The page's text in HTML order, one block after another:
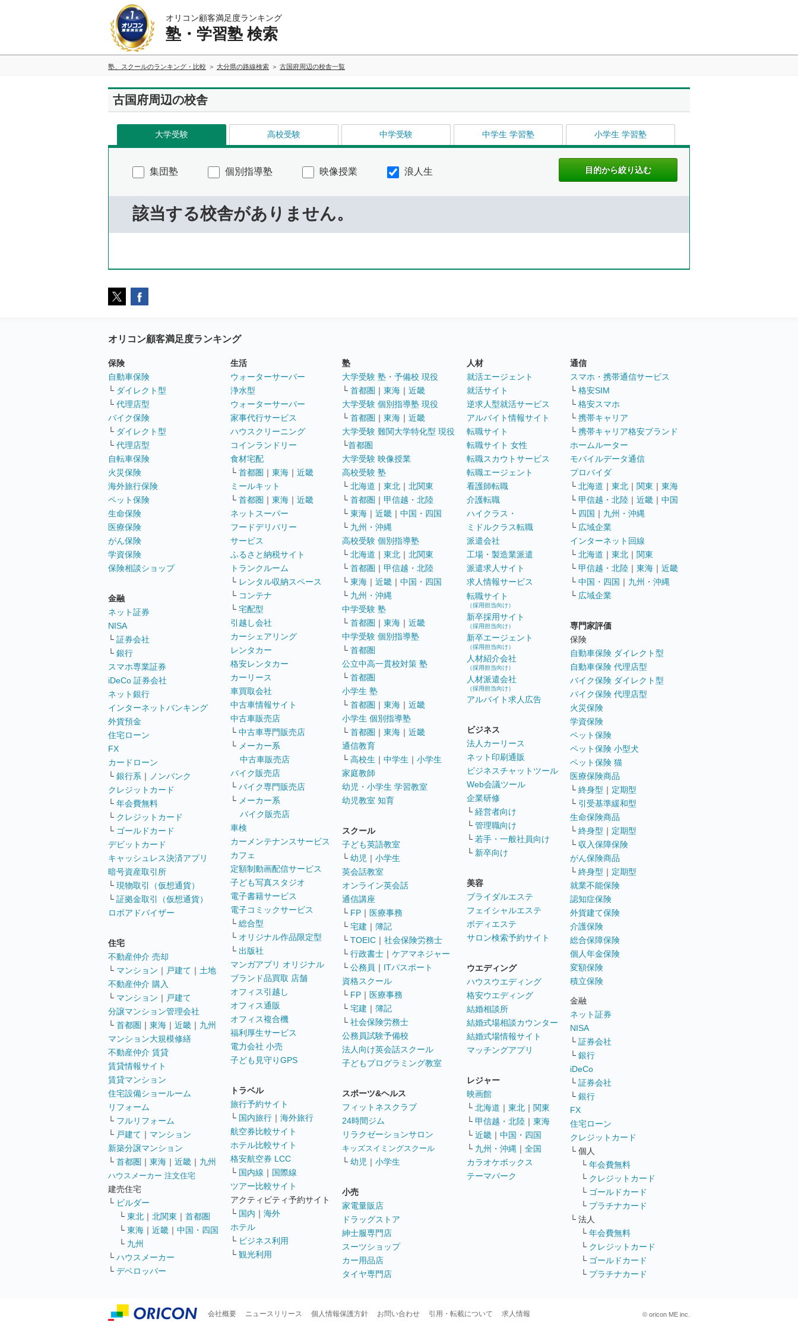
オリコン顧客満足度ランキング
塾・学習塾 検索
塾、スクールのランキング・比較 大分県の路線検索 古国府周辺の校舎一覧
古国府周辺の校舎
大学受験 高校受験 中学受験 中学生 学習塾 小学生 学習塾
集団塾 個別指導塾 映像授業 浪人生
該当する校舎がありません。
オリコン顧客満足度ランキング
保険
自動車保険
└ ダイレクト型
└ 代理店型
バイク保険
└ ダイレクト型
└ 代理店型
自転車保険
火災保険
海外旅行保険
ペット保険
生命保険
医療保険
がん保険
学資保険
保険相談ショップ
金融
ネット証券
NISA
└ 証券会社
└ 銀行
スマホ専業証券
iDeCo 証券会社
ネット銀行
インターネットバンキング
外貨預金
住宅ローン
FX
カードローン
└ 銀行系 ｜
ノンバンク
クレジットカード
└ 年会費無料
└ クレジットカード
└ ゴールドカード
デビットカード
キャッシュレス決済アプリ
暗号資産取引所
└ 現物取引（仮想通貨）
└ 証拠金取引（仮想通貨）
ロボアドバイザー
住宅
不動産仲介 売却
└ マンション ｜ 戸建て ｜ 土地
不動産仲介 購入
└ マンション ｜ 戸建て
分譲マンション管理会社
└ 首都圏 ｜ 東海 ｜ 近畿 ｜ 九州
マンション大規模修繕
不動産仲介 賃貸
賃貸情報サイト
賃貸マンション
住宅設備ショールーム
リフォーム
└ フルリフォーム
└ 戸建て ｜ マンション
新築分譲マンション
└ 首都圏 ｜ 東海 ｜ 近畿 ｜ 九州
ハウスメーカー 注文住宅
建売住宅
└ ビルダー
└ 東北 ｜ 北関東 ｜ 首都圏
└ 東海 ｜ 近畿 ｜ 中国・四国
└ 九州
└ ハウスメーカー
└ デベロッパー
生活
ウォーターサーバー
浄水型
ウォーターサーバー
家事代行サービス
ハウスクリーニング
コインランドリー
食材宅配
└ 首都圏 ｜ 東海 ｜ 近畿
ミールキット
└ 首都圏 ｜ 東海 ｜ 近畿
ネットスーパー
フードデリバリー
サービス
ふるさと納税サイト
トランクルーム
└ レンタル収納スペース
└ コンテナ
└ 宅配型
引越し会社
カーシェアリング
レンタカー
格安レンタカー
カーリース
車買取会社
中古車情報サイト
中古車販売店
└ 中古車専門販売店
└ メーカー系
中古車販売店
バイク販売店
└ バイク専門販売店
└ メーカー系
バイク販売店
車検
カーメンテナンスサービス
カフェ
定額制動画配信サービス
子ども写真スタジオ
電子書籍サービス
電子コミックサービス
└ 総合型
└ オリジナル作品限定型
└ 出版社
マンガアプリ オリジナル
ブランド品買取 店舗
オフィス引越し
オフィス通販
オフィス複合機
福利厚生サービス
電力会社 小売
子ども見守りGPS
トラベル
旅行予約サイト
└ 国内旅行 ｜ 海外旅行
航空券比較サイト
ホテル比較サイト
格安航空券 LCC
└ 国内線 ｜ 国際線
ツアー比較サイト
アクティビティ予約サイト
└ 国内 ｜ 海外
ホテル
└ ビジネス利用
└ 観光利用
塾
大学受験 塾・予備校 現役
└ 首都圏 ｜ 東海 ｜ 近畿
大学受験 個別指導塾 現役
└ 首都圏 ｜ 東海 ｜ 近畿
大学受験 難関大学特化型 現役
└首都圏
大学受験 映像授業
高校受験 塾
└ 北海道 ｜ 東北 ｜ 北関東
└ 首都圏 ｜ 甲信越・北陸
└ 東海 ｜ 近畿 ｜ 中国・四国
└ 九州・沖縄
高校受験 個別指導塾
└ 北海道 ｜ 東北 ｜ 北関東
└ 首都圏 ｜ 甲信越・北陸
└ 東海 ｜ 近畿 ｜ 中国・四国
└ 九州・沖縄
中学受験 塾
└ 首都圏 ｜ 東海 ｜ 近畿
中学受験 個別指導塾
└ 首都圏
公立中高一貫校対策 塾
└ 首都圏
小学生 塾
└ 首都圏 ｜ 東海 ｜ 近畿
小学生 個別指導塾
└ 首都圏 ｜ 東海 ｜ 近畿
通信教育
└ 高校生 ｜ 中学生 ｜ 小学生
家庭教師
幼児・小学生 学習教室
幼児教室 知育
スクール
子ども英語教室
└ 幼児 ｜ 小学生
英会話教室
オンライン英会話
通信講座
└ FP ｜ 医療事務
└ 宅建 ｜ 簿記
└ TOEIC ｜ 社会保険労務士
└ 行政書士 ｜ ケアマネジャー
└ 公務員 ｜ ITパスポート
資格スクール
└ FP ｜ 医療事務
└ 宅建 ｜ 簿記
└ 社会保険労務士
公務員試験予備校
法人向け英会話スクール
子どもプログラミング教室
スポーツ&ヘルス
フィットネスクラブ
24時間ジム
リラクゼーションサロン
キッズスイミングスクール
└ 幼児 ｜ 小学生
小売
家電量販店
ドラッグストア
紳士服専門店
スーツショップ
カー用品店
タイヤ専門店
人材
就活エージェント
就活サイト
逆求人型就活サービス
アルバイト情報サイト
転職サイト
転職サイト 女性
転職スカウトサービス
転職エージェント
看護師転職
介護転職
ハイクラス・
ミドルクラス転職
派遣会社
工場・製造業派遣
派遣求人サイト
求人情報サービス
転職サイト
（採用担当向け）
新卒採用サイト
（採用担当向け）
新卒エージェント
（採用担当向け）
人材紹介会社
（採用担当向け）
人材派遣会社
（採用担当向け）
アルバイト求人広告
ビジネス
法人カーリース
ネット印刷通販
ビジネスチャットツール
Web会議ツール
企業研修
└ 経営者向け
└ 管理職向け
└ 若手・一般社員向け
└ 新卒向け
美容
ブライダルエステ
フェイシャルエステ
ボディエステ
サロン検索予約サイト
ウエディング
ハウスウエディング
格安ウエディング
結婚相談所
結婚式場相談カウンター
結婚式場情報サイト
マッチングアプリ
レジャー
映画館
└ 北海道 ｜ 東北 ｜ 関東
└ 甲信越・北陸 ｜ 東海
└ 近畿 ｜ 中国・四国
└ 九州・沖縄 ｜ 全国
カラオケボックス
テーマパーク
通信
スマホ・携帯通信サービス
└ 格安SIM
└ 格安スマホ
└ 携帯キャリア
└ 携帯キャリア格安ブランド
ホームルーター
モバイルデータ通信
プロバイダ
└ 北海道 ｜ 東北 ｜ 関東 ｜ 東海
└ 甲信越・北陸 ｜ 近畿 ｜ 中国
└ 四国 ｜ 九州・沖縄
└ 広域企業
インターネット回線
└ 北海道 ｜ 東北 ｜ 関東
└ 甲信越・北陸 ｜ 東海 ｜ 近畿
└ 中国・四国 ｜ 九州・沖縄
└ 広域企業
専門家評価
保険
自動車保険 ダイレクト型
自動車保険 代理店型
バイク保険 ダイレクト型
バイク保険 代理店型
火災保険
学資保険
ペット保険
ペット保険 小型犬
ペット保険 猫
医療保険商品
└ 終身型 ｜ 定期型
└ 引受基準緩和型
生命保険商品
└ 終身型 ｜ 定期型
└ 収入保障保険
がん保険商品
└ 終身型 ｜ 定期型
就業不能保険
認知症保険
外貨建て保険
介護保険
総合保障保険
個人年金保険
変額保険
積立保険
金融
ネット証券
NISA
└ 証券会社
└ 銀行
iDeCo
└ 証券会社
└ 銀行
FX
住宅ローン
クレジットカード
└ 個人
└ 年会費無料
└ クレジットカード
└ ゴールドカード
└ プラチナカード
└ 法人
└ 年会費無料
└ クレジットカード
└ ゴールドカード
└ プラチナカード
会社概要 ニュースリリース 個人情報保護方針 お問い合わせ 引用・転載について 求人情報 © oricon ME inc.